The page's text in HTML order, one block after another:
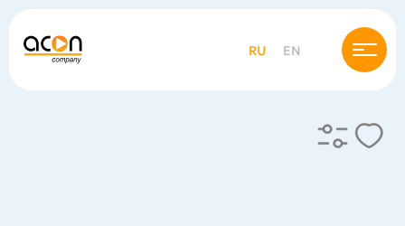
RU EN